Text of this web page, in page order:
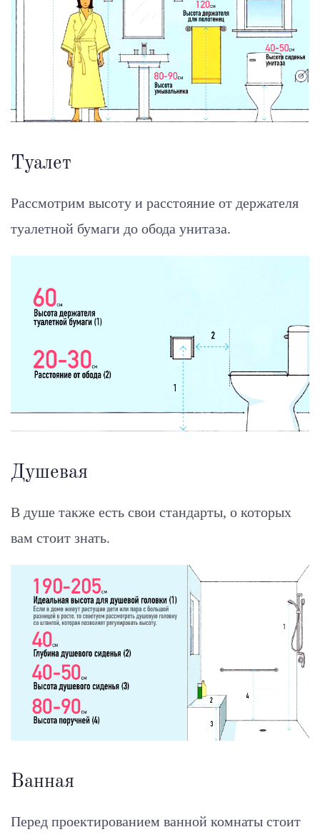
Туалет
Рассмотрим высоту и расстояние от держателя
туалетной бумаги до обода унитаза.
Душевая
В душе также есть свои стандарты, о которых
вам стоит знать.
Ванная
Перед проектированием ванной комнаты стоит